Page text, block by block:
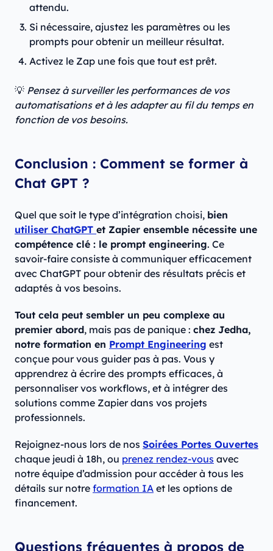
attendu.
Si nécessaire, ajustez les paramètres ou les
prompts pour obtenir un meilleur résultat.
Activez le Zap une fois que tout est prêt.
💡 Pensez à surveiller les performances de vos
automatisations et à les adapter au fil du temps en
fonction de vos besoins.
Conclusion : Comment se former à
Chat GPT ?
Quel que soit le type d’intégration choisi, bien
utiliser ChatGPT et Zapier ensemble nécessite une
compétence clé : le prompt engineering. Ce
savoir-faire consiste à communiquer efficacement
avec ChatGPT pour obtenir des résultats précis et
adaptés à vos besoins.
Tout cela peut sembler un peu complexe au
premier abord, mais pas de panique : chez Jedha,
notre formation en Prompt Engineering est
conçue pour vous guider pas à pas. Vous y
apprendrez à écrire des prompts efficaces, à
personnaliser vos workflows, et à intégrer des
solutions comme Zapier dans vos projets
professionnels.
Rejoignez-nous lors de nos Soirées Portes Ouvertes
chaque jeudi à 18h, ou prenez rendez-vous avec
notre équipe d’admission pour accéder à tous les
détails sur notre formation IA et les options de
financement.
Questions fréquentes à propos de